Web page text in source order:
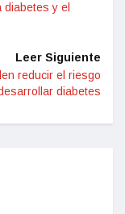
y el
Leer Siguiente
reducir el riesgo
diabetes